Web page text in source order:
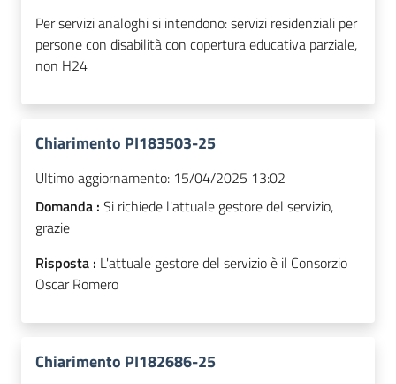
Per servizi analoghi si intendono: servizi residenziali per
persone con disabilità con copertura educativa parziale,
non H24
Chiarimento PI183503-25
Ultimo aggiornamento: 15/04/2025 13:02
Domanda : Si richiede l'attuale gestore del servizio,
grazie
Risposta : L'attuale gestore del servizio è il Consorzio
Oscar Romero
Chiarimento PI182686-25